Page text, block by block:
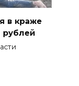
в краже
рублей